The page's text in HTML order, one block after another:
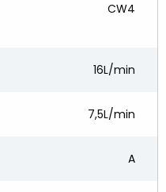
CW4
16L/min
7,5L/min
A